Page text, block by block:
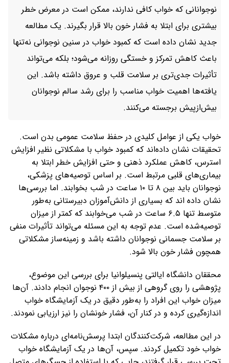
نوجوانانی که خواب کافی ندارند، ممکن است در معرض خطر
بیشتری برای ابتلا به فشار خون بالا قرار بگیرند. یک مطالعه
جدید نشان داده است که کمبود خواب در سنین نوجوانی نه‌تنها
باعث کاهش تمرکز و خستگی روزانه می‌شود؛ بلکه می‌تواند
تأثیرات جدی‌تری بر سلامت قلب و عروق داشته باشد. این
یافته‌ها اهمیت خواب مناسب را برای رشد سالم نوجوانان
بیش‌ازپیش برجسته می‌کنند.
خواب یکی از عوامل کلیدی در حفظ سلامت عمومی بدن است.
تحقیقات نشان داده‌اند که کمبود خواب با مشکلاتی نظیر افزایش
استرس، کاهش عملکرد ذهنی و حتی افزایش خطر ابتلا به
بیماری‌های قلبی مرتبط است. بر اساس توصیه‌های پزشکی،
نوجوانان باید بین ۸ تا ۱۰ ساعت در شب بخوابند. اما بررسی‌ها
نشان داده اند که بسیاری از دانش‌آموزان دبیرستانی به‌طور
متوسط تنها ۶.۵ ساعت در شب می‌خوابند که کمتر از میزان
توصیه‌شده است. عدم توجه به این مسئله می‌تواند تأثیرات منفی
بر سلامت جسمانی نوجوانان داشته باشد و زمینه‌ساز مشکلاتی
همچون فشار خون بالا شود.
محققان دانشگاه ایالتی پنسیلوانیا برای بررسی این موضوع،
پژوهشی را روی گروهی از بیش از ۴۰۰ نوجوان انجام دادند. آن‌ها
میزان خواب این افراد را به‌طور دقیق در یک آزمایشگاه خواب
اندازه‌گیری کرده و در کنار آن، فشار خونشان را نیز ارزیابی نمودند.
در این مطالعه، شرکت‌کنندگان ابتدا پرسش‌نامه‌ای درباره مشکلات
خواب خود تکمیل کردند. سپس، آن‌ها در یک آزمایشگاه خواب